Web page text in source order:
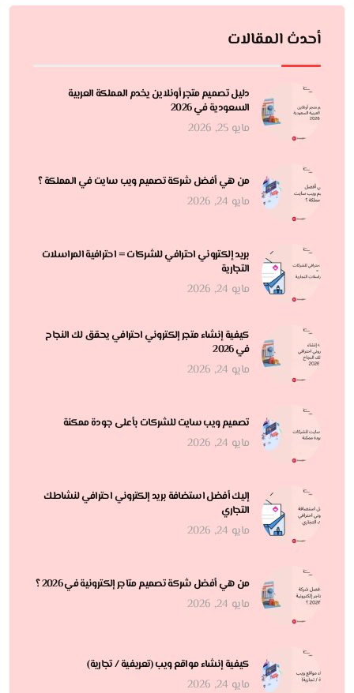
أحدث المقالات
دليل تصميم متجر أونلاين يخدم المملكة العربية
السعودية في 2026
مايو 25, 2026
من هي أفضل شركة تصميم ويب سايت في المملكة ؟
مايو 24, 2026
بريد إلكتروني احترافي للشركات = احترافية المراسلات
التجارية
مايو 24, 2026
كيفية إنشاء متجر إلكتروني احترافي يحقق لك النجاح
في 2026
مايو 24, 2026
تصميم ويب سايت للشركات بأعلى جودة ممكنة
مايو 24, 2026
إليك أفضل استضافة بريد إلكتروني احترافي لنشاطك
التجاري
مايو 24, 2026
من هي أفضل شركة تصميم متاجر إلكترونية في 2026 ؟
مايو 24, 2026
كيفية إنشاء مواقع ويب (تعريفية / تجارية)
مايو 24, 2026